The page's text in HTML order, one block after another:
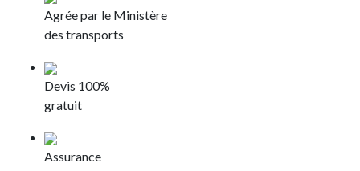
Agrée par le Ministère
des transports
Devis 100%
gratuit
Assurance